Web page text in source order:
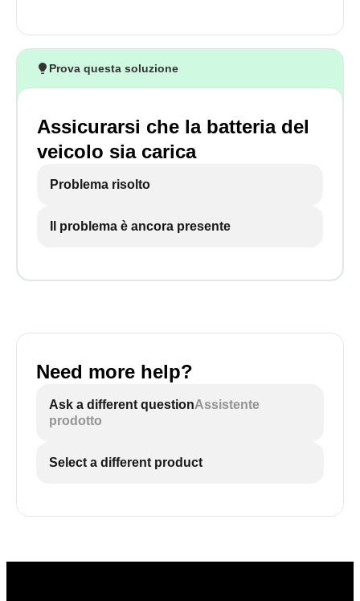
Prova questa soluzione
Assicurarsi che la batteria del
veicolo sia carica
Problema risolto
Il problema è ancora presente
Need more help?
Ask a different questionAssistente
prodotto
Select a different product